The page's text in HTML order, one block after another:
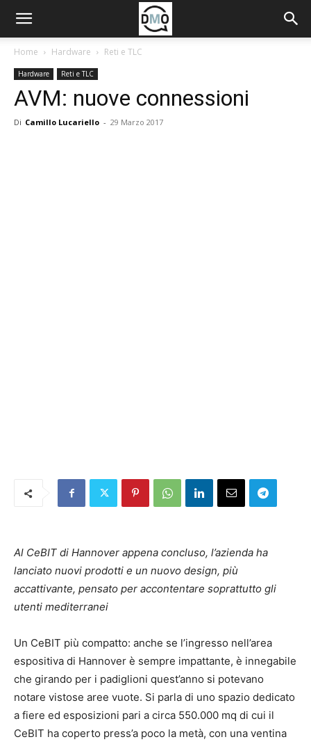
Home Hardware Reti e TLC
Hardware Reti e TLC
AVM: nuove connessioni
Di Camillo Lucariello - 29 Marzo 2017
Al CeBIT di Hannover appena concluso, l’azienda ha
lanciato nuovi prodotti e un nuovo design, più
accattivante, pensato per accontentare soprattutto gli
utenti mediterranei
Un CeBIT più compatto: anche se l’ingresso nell’area
espositiva di Hannover è sempre impattante, è innegabile
che girando per i padiglioni quest’anno si potevano
notare vistose aree vuote. Si parla di uno spazio dedicato
a fiere ed esposizioni pari a circa 550.000 mq di cui il
CeBIT ha coperto press’a poco la metà, con una ventina